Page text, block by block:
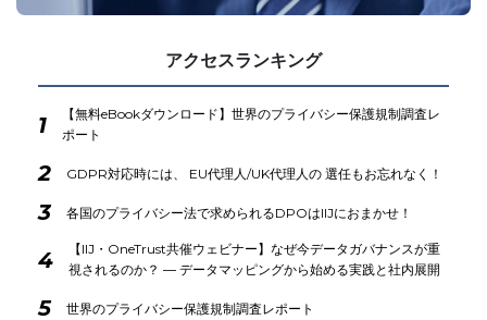
アクセスランキング
1
【無料eBookダウンロード】世界のプライバシー保護規制調査レ
ポート
2 GDPR対応時には、 EU代理人/UK代理人の 選任もお忘れなく！
3 各国のプライバシー法で求められるDPOはIIJにおまかせ！
4
【IIJ・OneTrust共催ウェビナー】なぜ今データガバナンスが重
視されるのか？ ― データマッピングから始める実践と社内展開
5 世界のプライバシー保護規制調査レポート